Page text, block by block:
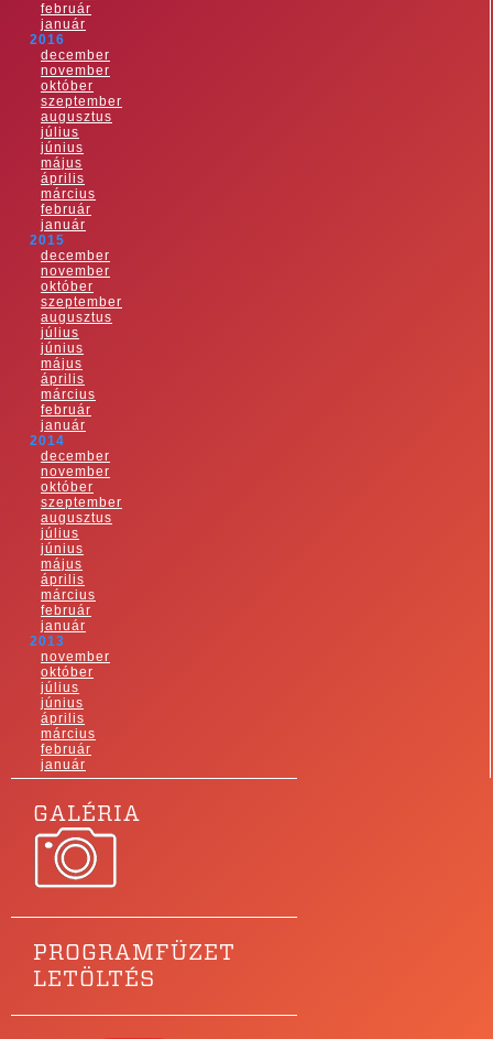
február
január
2016
december
november
október
szeptember
augusztus
július
június
május
április
március
február
január
2015
december
november
október
szeptember
augusztus
július
június
május
április
március
február
január
2014
december
november
október
szeptember
augusztus
július
június
május
április
március
február
január
2013
november
október
július
június
április
március
február
január
GALÉRIA
PROGRAMFÜZET
LETÖLTÉS